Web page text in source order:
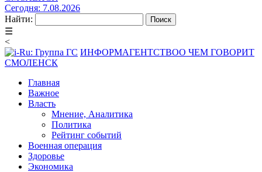
Сегодня: 7.08.2026
Найти:
☰
<
ИНФОРМАГЕНТСТВОО ЧЕМ ГОВОРИТ
СМОЛЕНСК
Главная
Важное
Власть
Мнение, Аналитика
Политика
Рейтинг событий
Военная операция
Здоровье
Экономика